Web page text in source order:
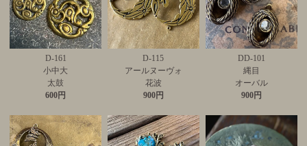
D-161
小中大
太鼓
600円
D-115
アールヌーヴォ
花波
900円
DD-101
縄目
オーバル
900円